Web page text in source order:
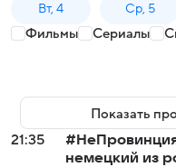
Вт, 4 Ср, 5
Фильмы Сериалы
Показать
21:35
немецкий из